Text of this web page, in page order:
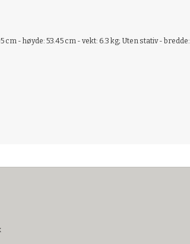
cm - høyde: 53.45 cm - vekt: 6.3 kg; Uten stativ -